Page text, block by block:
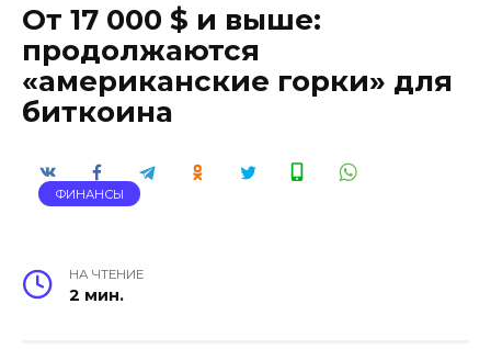
От 17 000 $ и выше:
продолжаются
«американские горки» для
биткоина
ФИНАНСЫ
НА ЧТЕНИЕ
2 мин.